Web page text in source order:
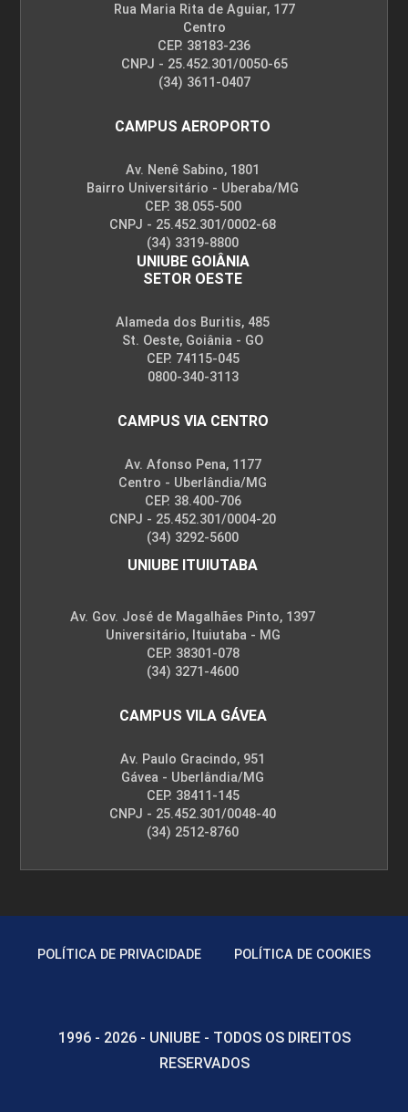
Rua Maria Rita de Aguiar, 177
Centro
CEP. 38183-236
CNPJ - 25.452.301/0050-65
(34) 3611-0407
CAMPUS AEROPORTO
Av. Nenê Sabino, 1801
Bairro Universitário - Uberaba/MG
CEP. 38.055-500
CNPJ - 25.452.301/0002-68
(34) 3319-8800
UNIUBE GOIÂNIA
SETOR OESTE
Alameda dos Buritis, 485
St. Oeste, Goiânia - GO
CEP. 74115-045
0800-340-3113
CAMPUS VIA CENTRO
Av. Afonso Pena, 1177
Centro - Uberlândia/MG
CEP. 38.400-706
CNPJ - 25.452.301/0004-20
(34) 3292-5600
UNIUBE ITUIUTABA
Av. Gov. José de Magalhães Pinto, 1397
Universitário, Ituiutaba - MG
CEP. 38301-078
(34) 3271-4600
CAMPUS VILA GÁVEA
Av. Paulo Gracindo, 951
Gávea - Uberlândia/MG
CEP. 38411-145
CNPJ - 25.452.301/0048-40
(34) 2512-8760
POLÍTICA DE PRIVACIDADE POLÍTICA DE COOKIES
1996 - 2026 - UNIUBE - TODOS OS DIREITOS
RESERVADOS